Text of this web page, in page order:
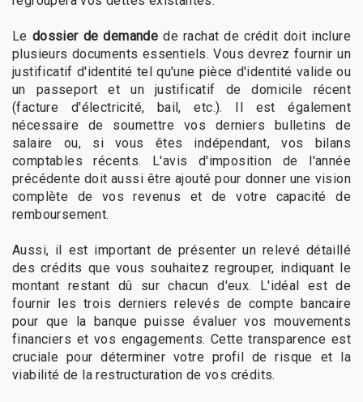
Le dossier de demande de rachat de crédit doit inclure
plusieurs documents essentiels. Vous devrez fournir un
justificatif d'identité tel qu'une pièce d'identité valide ou
un passeport et un justificatif de domicile récent
(facture d'électricité, bail, etc.). Il est également
nécessaire de soumettre vos derniers bulletins de
salaire ou, si vous êtes indépendant, vos bilans
comptables récents. L'avis d'imposition de l'année
précédente doit aussi être ajouté pour donner une vision
complète de vos revenus et de votre capacité de
remboursement.
Aussi, il est important de présenter un relevé détaillé
des crédits que vous souhaitez regrouper, indiquant le
montant restant dû sur chacun d'eux. L'idéal est de
fournir les trois derniers relevés de compte bancaire
pour que la banque puisse évaluer vos mouvements
financiers et vos engagements. Cette transparence est
cruciale pour déterminer votre profil de risque et la
viabilité de la restructuration de vos crédits.